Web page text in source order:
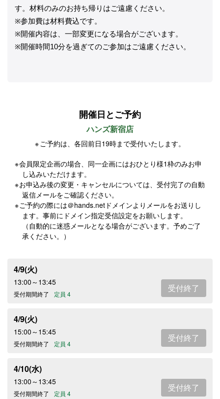
す。材料のみのお持ち帰りはご遠慮ください。
※参加費は材料費込です。
※開催内容は、一部変更になる場合がございます。
※開催時間10分を過ぎてのご参加はご遠慮ください。
開催日とご予約
ハンズ新宿店
ご予約は、各回前日19時まで受付いたします。
会員限定企画の場合、同一企画にはおひとり様1枠のみお申
し込みいただけます。
お申込み後の変更・キャンセルについては、受付完了の自動
返信メールをご確認ください。
ご予約の際には＠hands.netドメインよりメールをお送りし
ます。事前にドメイン指定受信設定をお願いします。
（自動的に迷惑メールとなる場合がございます。予めご了
承ください。）
4/9(火)
13:00～13:45
受付期間終了 定員 4
受付終了
4/9(火)
15:00～15:45
受付期間終了 定員 4
受付終了
4/10(水)
13:00～13:45
受付期間終了 定員 4
受付終了